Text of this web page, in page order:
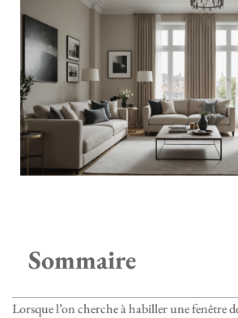
Sommaire
Lorsque l’on cherche à habiller une fenêtre